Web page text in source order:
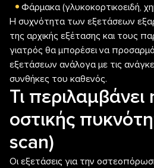
Φάρμακα (γλυκοκορτικοειδή,
Η συχνότητα των εξετάσεων
της αρχικής εξέτασης και τους
γιατρός θα μπορέσει να
εξετάσεων ανάλογα με τις
συνθήκες του καθενός.
Τι
οστικής
scan)
Οι εξετάσεις για την